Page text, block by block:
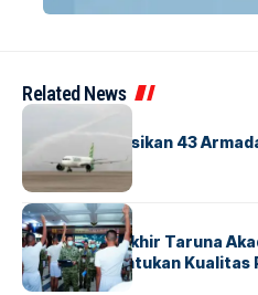
Related News
BANDARA
Citilink Operasikan 43
Nasional
BERITA
Sidang Pantukhir Taruna
Strategis Tentukan Kualitas